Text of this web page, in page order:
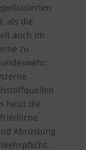
als die
auch im
zu
heizt die
Abrüstung